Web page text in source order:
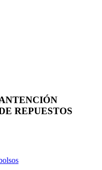
REPUESTOS